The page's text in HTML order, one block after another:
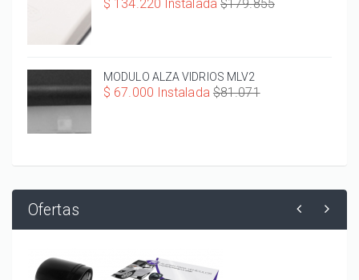
$ 134.220 Instalada $179.855
MODULO ALZA VIDRIOS MLV2
$ 67.000 Instalada $81.071
Ofertas